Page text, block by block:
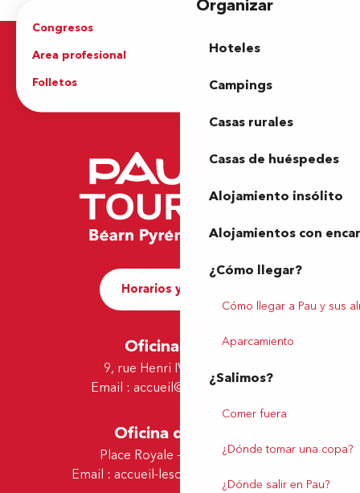
Organizar
Hoteles
Campings
Casas rurales
Casas de huéspedes
Alojamiento insólito
Alojamientos con
¿Cómo llegar?
Cómo llegar a Pau y sus
Aparcamiento
¿Salimos?
Comer fuera
¿Dónde tomar una copa?
¿Dónde salir en Pau?
Congresos
Area profesional
Prensa
Folletos
Oficina de Turismo
Horarios y contacto
Oficina de Pau
9, rue Henri IV - 64000 Pau
Email : accueil@tourismepau.fr
Oficina de Lescar
Place Royale - 64230 Lescar
Email : accueil-lescar@tourismepau.fr